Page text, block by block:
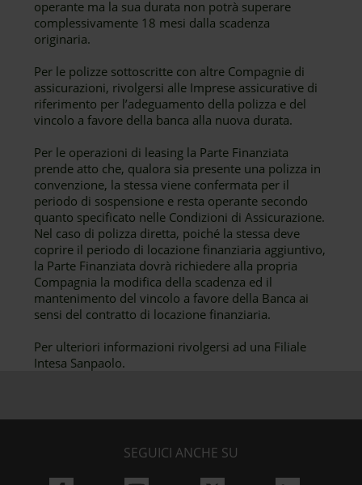
operante ma la sua durata non potrà superare
complessivamente 18 mesi dalla scadenza
originaria.
Per le polizze sottoscritte con altre Compagnie di
assicurazioni, rivolgersi alle Imprese assicurative di
riferimento per l’adeguamento della polizza e del
vincolo a favore della banca alla nuova durata.
Per le operazioni di leasing la Parte Finanziata
prende atto che, qualora sia presente una polizza in
convenzione, la stessa viene confermata per il
periodo di sospensione e resta operante secondo
quanto specificato nelle Condizioni di Assicurazione.
Nel caso di polizza diretta, poiché la stessa deve
coprire il periodo di locazione finanziaria aggiuntivo,
la Parte Finanziata dovrà richiedere alla propria
Compagnia la modifica della scadenza ed il
mantenimento del vincolo a favore della Banca ai
sensi del contratto di locazione finanziaria.
Per ulteriori informazioni rivolgersi ad una Filiale
Intesa Sanpaolo.
SEGUICI ANCHE SU